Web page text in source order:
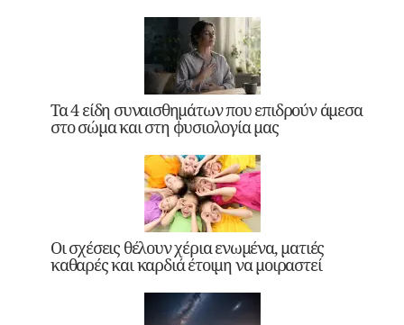
Τα 4 είδη συναισθημάτων που επιδρούν άμεσα
στο σώμα και στη φυσιολογία μας
Οι σχέσεις θέλουν χέρια ενωμένα, ματιές
καθαρές και καρδιά έτοιμη να μοιραστεί